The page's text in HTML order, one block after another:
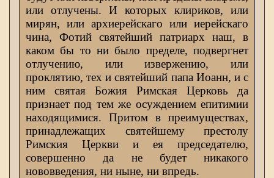
или отлучены. И которых клириков, или
мирян, или архиерейскаго или иерейскаго
чина, Фотий святейший патриарх наш, в
каком бы то ни было пределе, подвергнет
отлучению, или извержению, или
проклятию, тех и святейший папа Иоанн, и с
ним святая Божия Римская Церковь да
признает под тем же осуждением епитимии
находящимися. Притом в преимуществах,
принадлежащих святейшему престолу
Римския Церкви и ея председателю,
совершенно да не будет никакого
нововведения, ни ныне, ни впредь.